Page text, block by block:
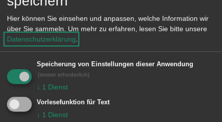
Stellungnahme des Landesamts für
Verfassungsschutz
Hat die zuständige Behörde Bedenken,
ob Sie persönlich geeignet sind, kann
sie ein
amts- oder fachärztliches oder
ein fachpsychologisches Zeugnis
Hier können Sie einsehen und anpassen, welche Information wir
über Sie sammeln.
Um mehr zu erfahren, lesen Sie bitte unsere
Datenschutzerklärung
Speicherung von Einstellungen dieser Anwendung
(immer erforderlich)
↓ 1 Dienst
Vorlesefunktion für Text
↓ 1 Dienst